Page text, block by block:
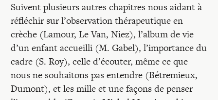
Suivent plusieurs autres chapitres nous aidant à
réfléchir sur l’observation thérapeutique en
crèche (Lamour, Le Van, Niez), l’album de vie
d’un enfant accueilli (M. Gabel), l’importance du
cadre (S. Roy), celle d’écouter, même ce que
nous ne souhaitons pas entendre (Bétremieux,
Dumont), et les mille et une façons de penser